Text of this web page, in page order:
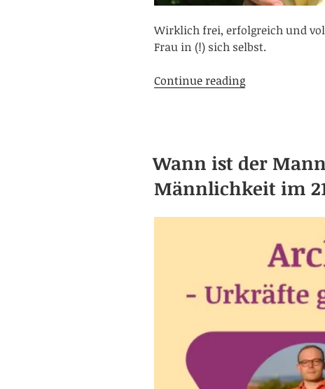
Wirklich frei, erfolgreich und
Frau in (!) sich selbst.
Continue readingEntdecke
Partnerin
-
Der
integrale
Mannes
innerer
Vollkommenheit
und
Ganzheit
Beziehungen
Wann ist der
Männlichkeit im